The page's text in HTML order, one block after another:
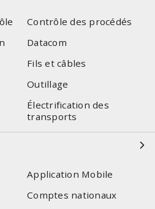
Contrôle des procédés
Datacom
Fils et câbles
Outillage
Électrification des
transports
Application Mobile
Comptes nationaux